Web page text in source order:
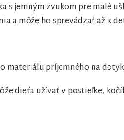
s jemným zvukom pre malé
a môže ho sprevádzať až k
materiálu príjemného na
dieťa užívať v postieľke,